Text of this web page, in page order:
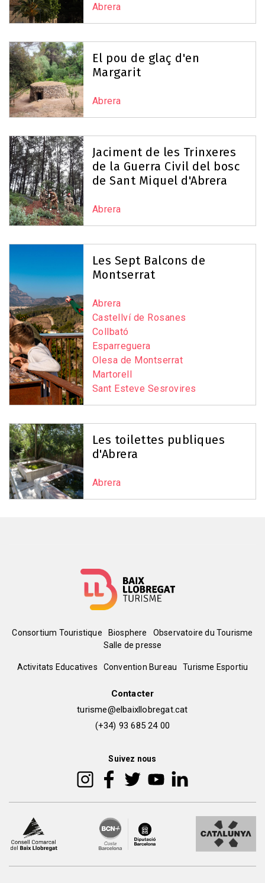
Abrera
El pou de glaç d'en
Margarit
Abrera
Jaciment de les Trinxeres
de la Guerra Civil del bosc
de Sant Miquel d'Abrera
Abrera
Les Sept Balcons de
Montserrat
Abrera
Castellví de Rosanes
Collbató
Esparreguera
Olesa de Montserrat
Martorell
Sant Esteve Sesrovires
Les toilettes publiques
d'Abrera
Abrera
Menú
del
Consortium Touristique Biosphere
Observatoire du Tourisme
Salle de presse
Peu
Activitats Educatives Convention Bureau Turisme Esportiu
Contacter
turisme@elbaixllobregat.cat
(+34) 93 685 24 00
Suivez nous